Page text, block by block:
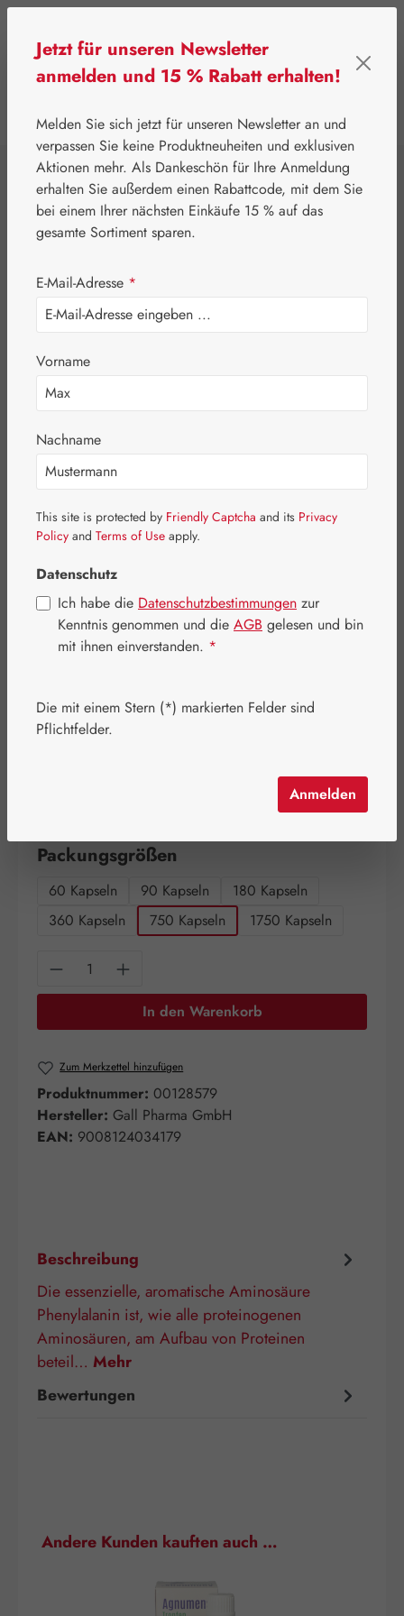
⌂ Gall Pharma Aminosäuren
Phenylalanin 500
mg GPH Kapseln
Bildergalerie überspringen
Regulärer Preis:
492,00 €
Inhalt:0.446 Kilogramm
Packungsgrößen
60 Kapseln 90 Kapseln
180 Kapseln
360 Kapseln
750 Kapseln 1750 Kapseln
Produkt Anzahl: Gib den gewünschten
In den Warenkorb
Zum Merkzettel hinzufügen
Produktnummer: 00128579
Hersteller: Gall Pharma GmbH
EAN: 9008124034179
Beschreibung
Die essenzielle, aromatische Aminosäure
Phenylalanin ist, wie alle proteinogenen
Aminosäuren, am Aufbau von Proteinen
beteil… Mehr
Bewertungen
Produktgalerie überspringen
Andere Kunden kauften auch …
Jetzt für unseren Newsletter
anmelden und 15 % Rabatt erhalten!
Melden Sie sich jetzt für unseren Newsletter an und
verpassen Sie keine Produktneuheiten und exklusiven
Aktionen mehr. Als Dankeschön für Ihre Anmeldung
erhalten Sie außerdem einen Rabattcode, mit dem Sie
bei einem Ihrer nächsten Einkäufe 15 % auf das
gesamte Sortiment sparen.
E-Mail-Adresse *
Vorname
Nachname
This site is protected by Friendly Captcha and its Privacy
Policy and Terms of Use apply.
Datenschutz
Ich habe die Datenschutzbestimmungen zur
Kenntnis genommen und die AGB gelesen und bin
mit ihnen einverstanden. *
Die mit einem Stern (*) markierten Felder sind
Pflichtfelder.
Anmelden